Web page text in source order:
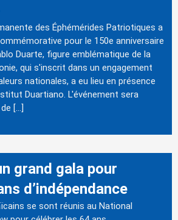
des Éphémérides Patriotiques a
pour le 150e anniversaire
Duarte, figure emblématique de la
qui s'inscrit dans un engagement
nationales, a eu lieu en présence
Duartiano. L'événement sera
[…]
grand gala pour
d’indépendance
se sont réunis au National